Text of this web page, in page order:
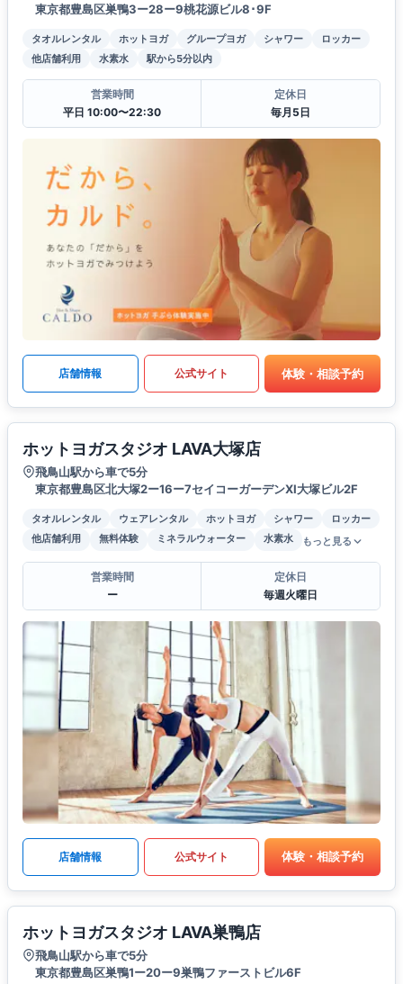
東京都豊島区巣鴨3ー28ー9桃花源ビル8･9F
タオルレンタル ホットヨガ グループヨガ シャワー
ロッカー
他店舗利用
水素水 駅から5分以内
営業時間
平日 10:00〜22:30
定休日
毎月5日
店舗情報 公式サイト 体験・相談予約
ホットヨガスタジオ LAVA大塚店
飛鳥山駅から車で5分
東京都豊島区北大塚2ー16ー7セイコーガーデンXI大塚ビル2F
タオルレンタル ウェアレンタル ホットヨガ シャワー
ロッカー
他店舗利用
無料体験 ミネラルウォーター 水素水 もっと見る
営業時間
ー
定休日
毎週火曜日
店舗情報 公式サイト 体験・相談予約
ホットヨガスタジオ LAVA巣鴨店
飛鳥山駅から車で5分
東京都豊島区巣鴨1ー20ー9巣鴨ファーストビル6F